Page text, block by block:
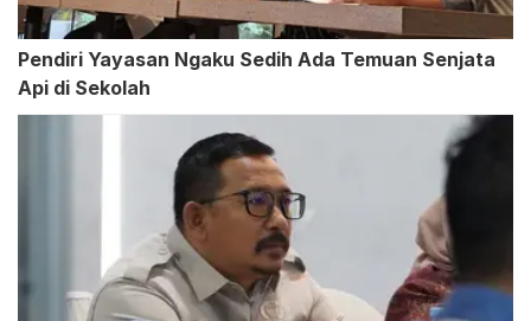
Pendiri Yayasan Ngaku Sedih Ada Temuan Senjata
Api di Sekolah